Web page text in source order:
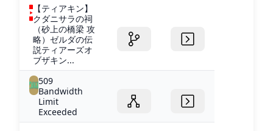
【ティアキン】
クダニサラの祠
（砂上の橋梁 攻
略）ゼルダの伝
説ティアーズオ
ブザキン...
509
Bandwidth
Limit
Exceeded